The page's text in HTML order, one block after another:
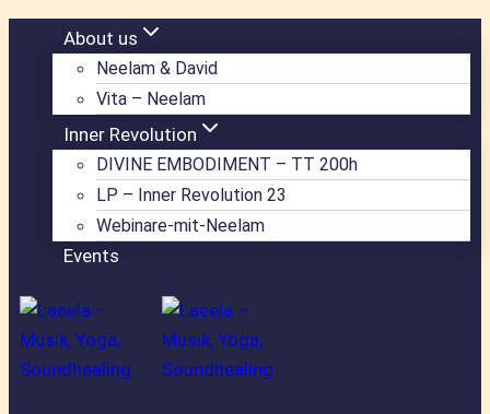
springen
About us
Neelam & David
Vita – Neelam
Inner Revolution
DIVINE EMBODIMENT – TT 200h
LP – Inner Revolution 23
Webinare-mit-Neelam
Events